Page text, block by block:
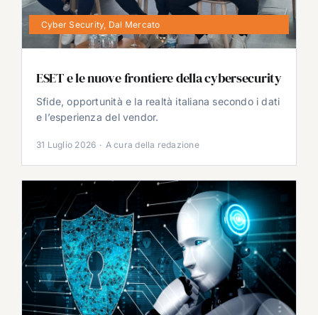
Cyber Security, Dal Mercato
ESET e le nuove frontiere della cybersecurity
Sfide, opportunità e la realtà italiana secondo i dati
e l’esperienza del vendor.
31 Luglio 2026 · A cura della redazione